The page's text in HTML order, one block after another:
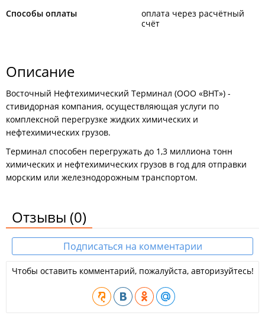
Способы оплаты
оплата через расчётный
счёт
Описание
Восточный Нефтехимический Терминал (ООО «ВНТ») -
стивидорная компания, осуществляющая услуги по
комплексной перегрузке жидких химических и
нефтехимических грузов.
Терминал способен перегружать до 1,3 миллиона тонн
химических и нефтехимических грузов в год для отправки
морским или железнодорожным транспортом.
Отзывы (0)
Подписаться на комментарии
Чтобы оставить комментарий, пожалуйста, авторизуйтесь!